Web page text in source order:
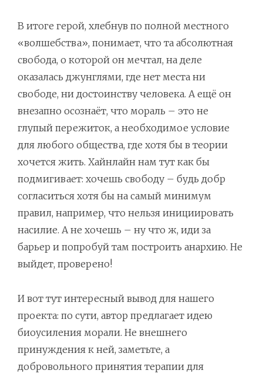
В итоге герой, хлебнув по полной местного
«волшебства», понимает, что та абсолютная
свобода, о которой он мечтал, на деле
оказалась джунглями, где нет места ни
свободе, ни достоинству человека. А ещё он
внезапно осознаёт, что мораль – это не
глупый пережиток, а необходимое условие
для любого общества, где хотя бы в теории
хочется жить. Хайнлайн нам тут как бы
подмигивает: хочешь свободу – будь добр
согласиться хотя бы на самый минимум
правил, например, что нельзя инициировать
насилие. А не хочешь – ну что ж, иди за
барьер и попробуй там построить анархию. Не
выйдет, проверено!
И вот тут интересный вывод для нашего
проекта: по сути, автор предлагает идею
биоусиления морали. Не внешнего
принуждения к ней, заметьте, а
добровольного принятия терапии для